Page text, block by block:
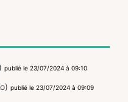
publié le 23/07/2024 à 09:10
publié le 23/07/2024 à 09:09